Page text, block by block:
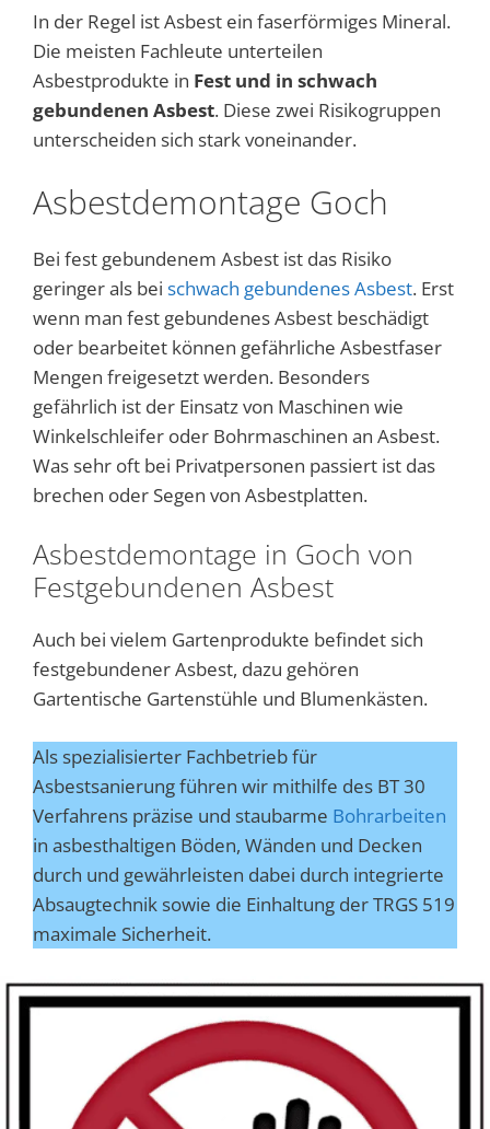
In der Regel ist Asbest ein faserförmiges Mineral.
Die meisten Fachleute unterteilen
Asbestprodukte in Fest und in schwach
gebundenen Asbest. Diese zwei Risikogruppen
unterscheiden sich stark voneinander.
Asbestdemontage Goch
Bei fest gebundenem Asbest ist das Risiko
geringer als bei schwach gebundenes Asbest. Erst
wenn man fest gebundenes Asbest beschädigt
oder bearbeitet können gefährliche Asbestfaser
Mengen freigesetzt werden. Besonders
gefährlich ist der Einsatz von Maschinen wie
Winkelschleifer oder Bohrmaschinen an Asbest.
Was sehr oft bei Privatpersonen passiert ist das
brechen oder Segen von Asbestplatten.
Asbestdemontage in Goch von
Festgebundenen Asbest
Auch bei vielem Gartenprodukte befindet sich
festgebundener Asbest, dazu gehören
Gartentische Gartenstühle und Blumenkästen.
Als spezialisierter Fachbetrieb für
Asbestsanierung führen wir mithilfe des BT 30
Verfahrens präzise und staubarme Bohrarbeiten
in asbesthaltigen Böden, Wänden und Decken
durch und gewährleisten dabei durch integrierte
Absaugtechnik sowie die Einhaltung der TRGS 519
maximale Sicherheit.